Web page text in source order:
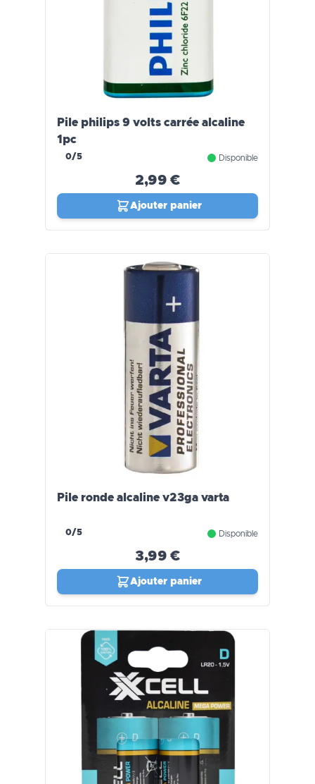
Pile philips 9 volts carrée alcaline
1pc
0/5 Disponible
2,99 €
Ajouter panier
Pile ronde alcaline v23ga varta
0/5 Disponible
3,99 €
Ajouter panier